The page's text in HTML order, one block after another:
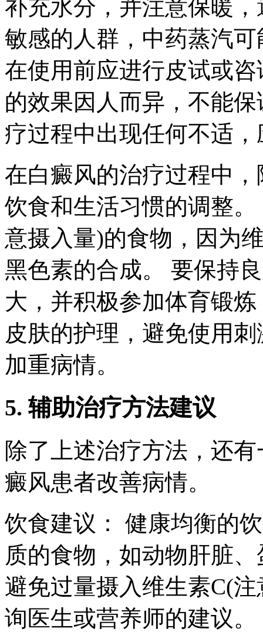
补充水分，并注意保暖
敏感的人群，中药蒸汽
在使用前应进行皮试或
的效果因人而异，不能
疗过程中出现任何不适
在白癜风的治疗过程中
饮食和生活习惯的调整
意摄入量)的食物，因为
黑色素的合成。 要保持
大，并积极参加体育锻
皮肤的护理，避免使用
加重病情。
5. 辅助治疗方法建议
除了上述治疗方法，还
癜风患者改善病情。
饮食建议： 健康均衡的
质的食物，如动物肝脏
避免过量摄入维生素C(
询医生或营养师的建议。